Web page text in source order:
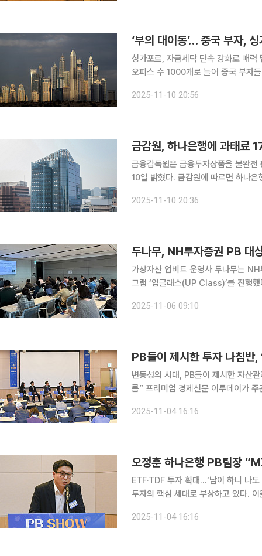
‘부의 대이동’… 중국 부자,
싱가포르, 자금세탁 단속 강화로 매
오피스 수 1000개로 늘어 중국 부자들이 전통적으로 선호하는 목적지였던 싱가포르 대신 아랍에미
르면 싱가포르의 까다로워진 이민 심
2025-11-10 20:56
금감원, 하나은행에 과태료
금융감독원은 금융투자상품을 불완
10일 밝혔다. 금감원에 따르면 하나은행은 2017년 9월부터 2019년 8월까지 66개 영업점을 통해
2025-11-10 20:36
가상자산 업비트 운영사 두나무는
그램 ‘업클래스(UP Class)’를 진행했다고 6일 밝혔다. ‘업클래스
으로 구성됐다. 올해 초 사랑의열매,
2025-11-06 09:10
변동성의 시대, PB들이 제시한 자산
름” 프리미엄 경제신문 이투데이가 주관한 ‘제1회 프라이빗뱅커(PB) 쇼 – 부자되는 기술’이 4일 오
참석해 투자·부동산·절세·상속 등 생
2025-11-04 16:16
ETF·TDF 투자 확대…‘남이 하니 나도 한다
투자의 핵심 세대로 부상하고 있다. 이
은행 영통금융센터지점 PB팀장은 4
2025-11-04 16:16